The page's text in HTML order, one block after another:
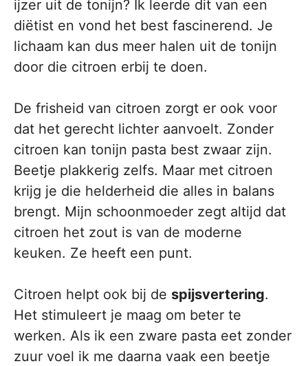
ijzer uit de tonijn? Ik leerde dit van een
diëtist en vond het best fascinerend. Je
lichaam kan dus meer halen uit de tonijn
door die citroen erbij te doen.
De frisheid van citroen zorgt er ook voor
dat het gerecht lichter aanvoelt. Zonder
citroen kan tonijn pasta best zwaar zijn.
Beetje plakkerig zelfs. Maar met citroen
krijg je die helderheid die alles in balans
brengt. Mijn schoonmoeder zegt altijd dat
citroen het zout is van de moderne
keuken. Ze heeft een punt.
Citroen helpt ook bij de spijsvertering.
Het stimuleert je maag om beter te
werken. Als ik een zware pasta eet zonder
zuur voel ik me daarna vaak een beetje